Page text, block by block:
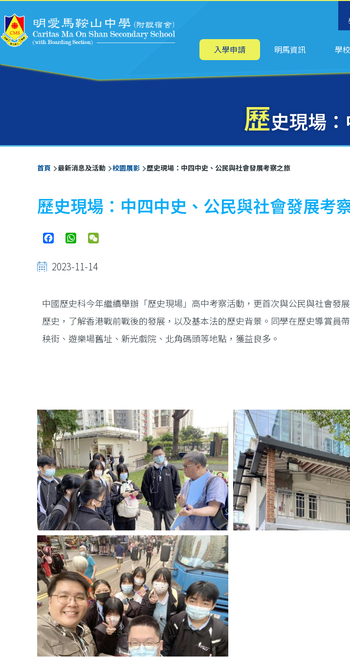
主
航 入學申請 明馬資訊 學
歷史現場
導
航
連
結
首頁 最新消息及活動 校園展影 歷史現場：中四中史、公民與社會發展考察之旅
歷史現場：中四中史、公民與社會發展考
FacebookWhatsApp
2023-11-14
中國歷史科今年繼續舉辦「歷史現場」高中考察活動，更首次與公民與社會發
歷史，了解香港戰前戰後的發展，以及基本法的歷史背景。同學在歷史導賞
秧街、遊樂場舊址、新光戲院、北角碼頭等地點，獲益良多。